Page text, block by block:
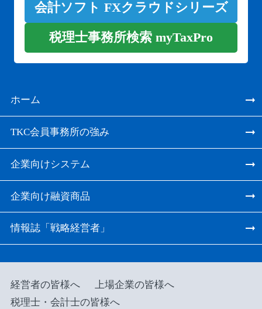
会計ソフト FXクラウドシリーズ
税理士事務所検索 myTaxPro
ホーム
TKC会員事務所の強み
企業向けシステム
企業向け融資商品
情報誌「戦略経営者」
経営者の皆様へ
上場企業の皆様へ
税理士・会計士の皆様へ